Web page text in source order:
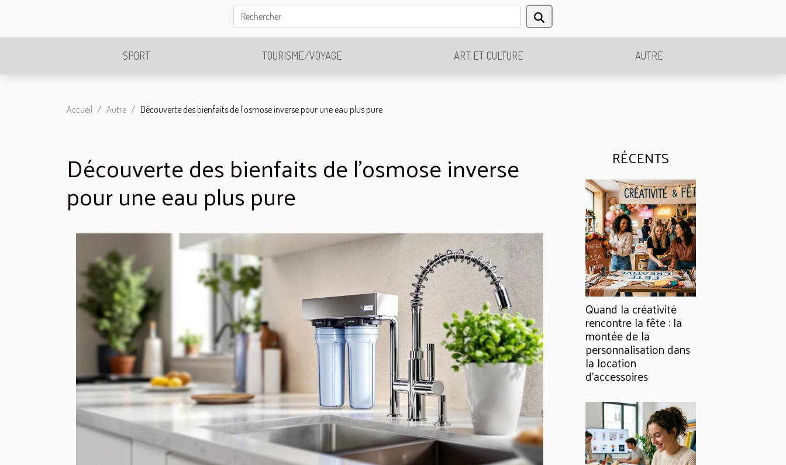
SPORT TOURISME/VOYAGE ART ET CULTURE AUTRE
Accueil Autre Découverte des bienfaits de l'osmose inverse pour une eau plus pure
Découverte des bienfaits de l'osmose inverse
pour une eau plus pure
RÉCENTS
Quand la créativité
rencontre la fête : la
montée de la
personnalisation dans
la location
d’accessoires